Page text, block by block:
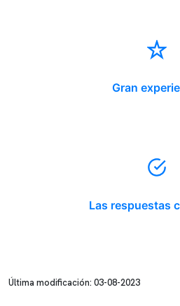
Gran
Las respuestas
Última modificación: 03-08-2023